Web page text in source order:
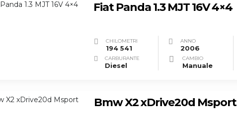
Fiat Panda 1.3 MJT 16V 4×4
CHILOMETRI
194 541
ANNO
2006
CARBURANTE
Diesel
CAMBIO
Manuale
Bmw X2 xDrive20d Msport